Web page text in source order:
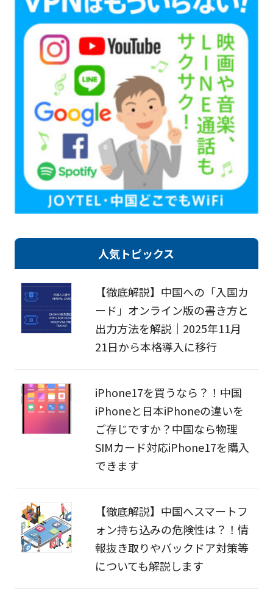
人気トピックス
【徹底解説】中国への「入国カ
ード」オンライン版の書き方と
出力方法を解説｜2025年11月
21日から本格導入に移行
iPhone17を買うなら？！中国
iPhoneと日本iPhoneの違いを
ご存じですか？中国なら物理
SIMカード対応iPhone17を購入
できます
【徹底解説】中国へスマートフ
ォン持ち込みの危険性は？！情
報抜き取りやバックドア対策等
についても解説します